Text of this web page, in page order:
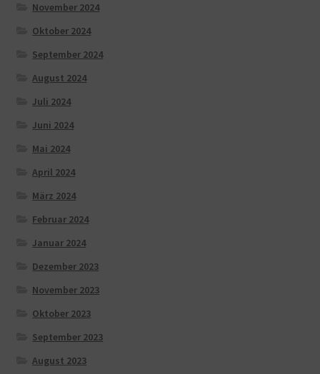
November 2024
Oktober 2024
September 2024
August 2024
Juli 2024
Juni 2024
Mai 2024
April 2024
März 2024
Februar 2024
Januar 2024
Dezember 2023
November 2023
Oktober 2023
September 2023
August 2023